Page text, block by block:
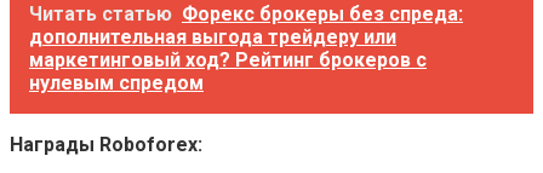
Читать статью Форекс брокеры без спреда:
дополнительная выгода трейдеру или
маркетинговый ход? Рейтинг брокеров с
нулевым спредом
Награды Roboforex: